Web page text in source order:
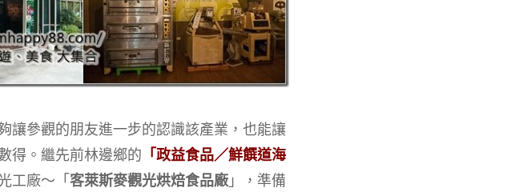
讓參觀的朋友進一步的認識該產業，也能讓
得。繼先前林邊鄉的 「政益食品／鮮饌道海
工廠～「客萊斯麥觀光烘焙食品廠 」，準備